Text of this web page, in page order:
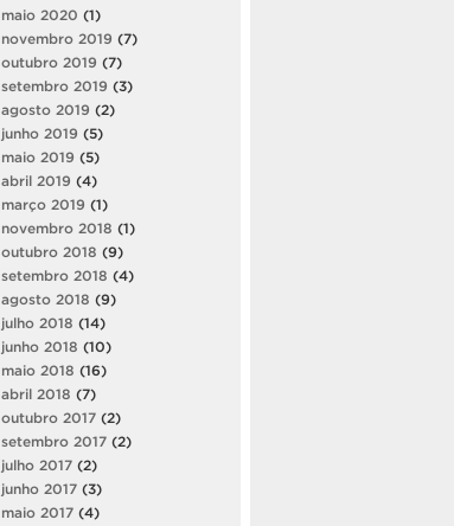
maio 2020 (1)
novembro 2019 (7)
outubro 2019 (7)
setembro 2019 (3)
agosto 2019 (2)
junho 2019 (5)
maio 2019 (5)
abril 2019 (4)
março 2019 (1)
novembro 2018 (1)
outubro 2018 (9)
setembro 2018 (4)
agosto 2018 (9)
julho 2018 (14)
junho 2018 (10)
maio 2018 (16)
abril 2018 (7)
outubro 2017 (2)
setembro 2017 (2)
julho 2017 (2)
junho 2017 (3)
maio 2017 (4)